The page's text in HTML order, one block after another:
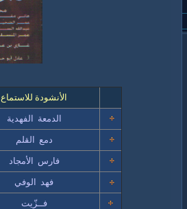
الأنشودة للاستماع
الدمعة الفهدية
دمع القلم
فارس الأمجاد
فهد الوفي
فــزّيت